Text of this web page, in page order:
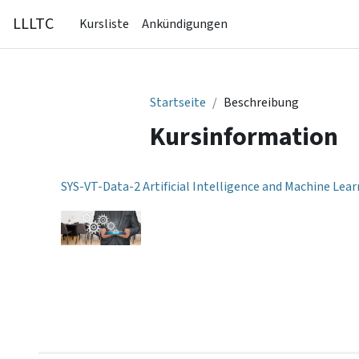
LLLTC Kursliste Ankündigungen
Startseite Beschreibung
Kursinformation
SYS-VT-Data-2 Artificial Intelligence and Machine